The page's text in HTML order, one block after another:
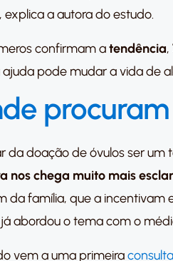
explica a autora do estudo.
confirmam atendência,
pode mudar a vida de
da doação de óvulos ser um
nos chega muito mais
da família, que a incentivam
abordou o tema com o
vem a uma primeira